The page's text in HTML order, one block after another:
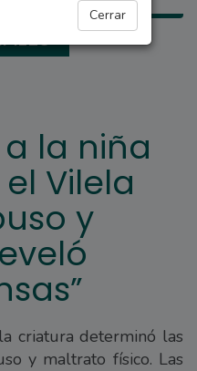
Cerrar
la niña
Vilela
y
criatura determinó las
y maltrato físico. Las